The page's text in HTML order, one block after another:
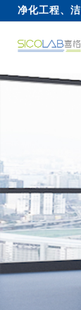
净化工程、